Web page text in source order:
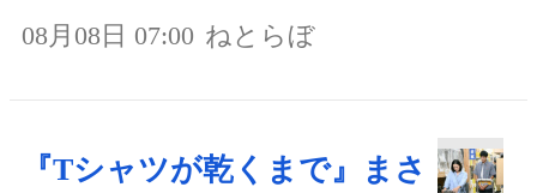
08月08日 07:00 ねとらぼ
『Tシャツが乾くまで』まさ